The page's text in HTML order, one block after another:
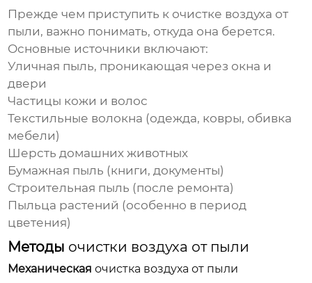
Прежде чем приступить к очистке воздуха от
пыли, важно понимать, откуда она берется.
Основные источники включают:
Уличная пыль, проникающая через окна и
двери
Частицы кожи и волос
Текстильные волокна (одежда, ковры, обивка
мебели)
Шерсть домашних животных
Бумажная пыль (книги, документы)
Строительная пыль (после ремонта)
Пыльца растений (особенно в период
цветения)
Методы очистки воздуха от пыли
Механическаяочистка воздуха от пыли